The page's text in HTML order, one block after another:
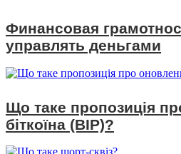
Финансовая
управлять деньгами
Що таке пропозиція
біткоїна (BIP)?